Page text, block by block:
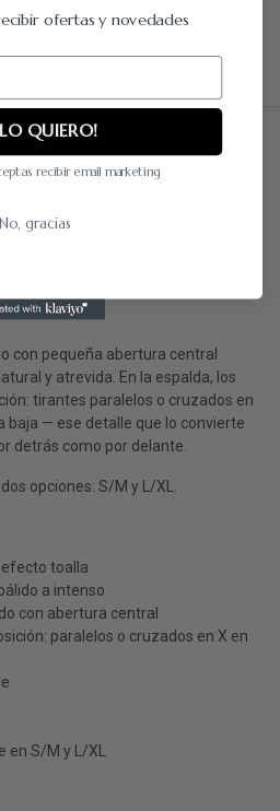
DEL PRODUCTO RESEÑAS
Chantelle Pulp es una pieza que
con pequeña abertura central
y atrevida. En la espalda, los
tirantes paralelos o cruzados en
baja — ese detalle que lo convierte
detrás como por delante.
opciones: S/M y L/XL.
toalla
a intenso
con abertura central
paralelos o cruzados en X en
en S/M y L/XL
ofertas y novedades
QUIERO!
recibir email marketing
No, gracias